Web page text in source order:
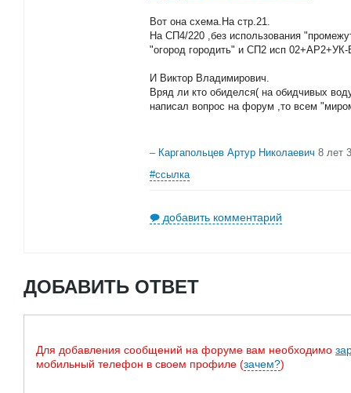
Вот она схема.На стр.21.
На СП4/220 ,без использования
"огород городить" и СП2 исп 02+АР2+УК-
И Виктор Владимирович.
Вряд ли кто обиделся( на обидчивых
написал вопрос на форум ,то всем
– Каргапольцев Артур Николаевич 8 лет
#ссылка
добавить комментарий
ДОБАВИТЬ ОТВЕТ
Для добавления сообщений на форуме вам необходимо
мобильный телефон в своем профиле (зачем?)